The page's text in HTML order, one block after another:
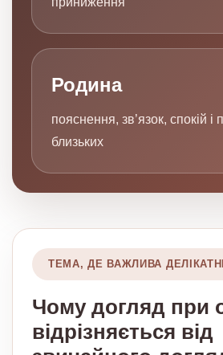
Родина
пояснення, зв’язок, спокій і
близьких
ТЕМА, ДЕ ВАЖЛИВА
Чому догляд при
відрізняється від